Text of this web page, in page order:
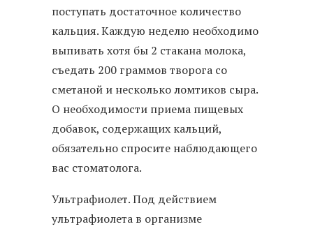
поступать достаточное количество
кальция. Каждую неделю необходимо
выпивать хотя бы 2 стакана молока,
съедать 200 граммов творога со
сметаной и несколько ломтиков сыра.
О необходимости приема пищевых
добавок, содержащих кальций,
обязательно спросите наблюдающего
вас стоматолога.
Ультрафиолет. Под действием
ультрафиолета в организме